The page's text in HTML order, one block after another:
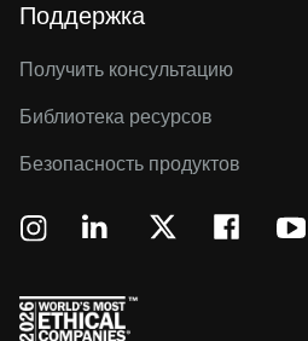
Поддержка
Получить консультацию
Библиотека ресурсов
Безопасность продуктов